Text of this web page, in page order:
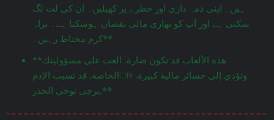
ہیں۔ اپنی ذمہ داری اور خطرے پر کھیلیں۔ ان کی لت لگ
سکتی ہے اور آپ کو بھاری مالی نقصان ہوسکتا ہے۔ براہ
کرم محتاط رہیں۔**
**هذه الألعاب قد تكون ضارة. العب على مسؤوليتك
الخاصة. قد تسبب الإدمান وتؤدي إلى خسائر مالية كبيرة.
يرجى توخي الحذر.**